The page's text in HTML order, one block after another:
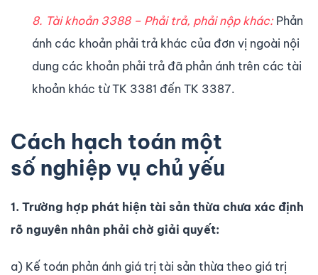
8. Tài khoản 3388 – Phải trả, phải nộp khác: Phản
ánh các khoản phải trả khác của đơn vị ngoài nội
dung các khoản phải trả đã phản ánh trên các tài
khoản khác từ TK 3381 đến TK 3387.
Cách hạch toán một
số nghiệp vụ chủ yếu
1. Tr­ường hợp phát hiện tài sản thừa ch­ưa xác định
rõ nguyên nhân phải chờ giải quyết:
a) Kế toán phản ánh giá trị tài sản thừa theo giá trị